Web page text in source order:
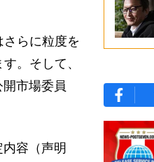
らに粒度を
。そして、
市場委員
容（声明